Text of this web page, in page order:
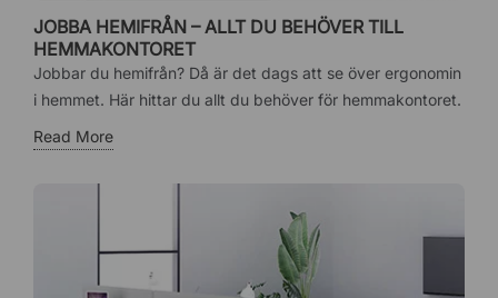
JOBBA HEMIFRÅN – ALLT DU BEHÖVER TILL
HEMMAKONTORET
Jobbar du hemifrån? Då är det dags att se över ergonomin
i hemmet. Här hittar du allt du behöver för hemmakontoret.
Read More